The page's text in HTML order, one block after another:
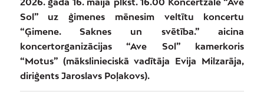
Sol” uz ģimenes mēnesim veltītu koncertu
“Ģimene. Saknes un svētība.” aicina
koncertorganizācijas “Ave Sol” kamerkoris
“Motus” (mākslinieciskā vadītāja Evija Milzarāja,
diriģents Jaroslavs Poļakovs).